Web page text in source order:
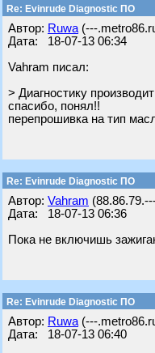
Re: Evinrude Diagnostic ПО
Автор: Ruwa (---
Дата: 18-07-13 06:34
Vahram писал:
> Диагностику
спасибо, понял!!
перепрошивка на тип
Re: Evinrude Diagnostic ПО
Автор: Vahram
Дата: 18-07-13 06:36
Пока не включишь
Re: Evinrude Diagnostic ПО
Автор: Ruwa (---
Дата: 18-07-13 06:40